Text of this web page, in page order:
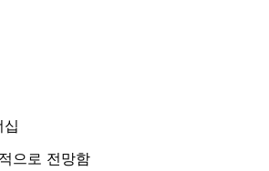
으로 전망함